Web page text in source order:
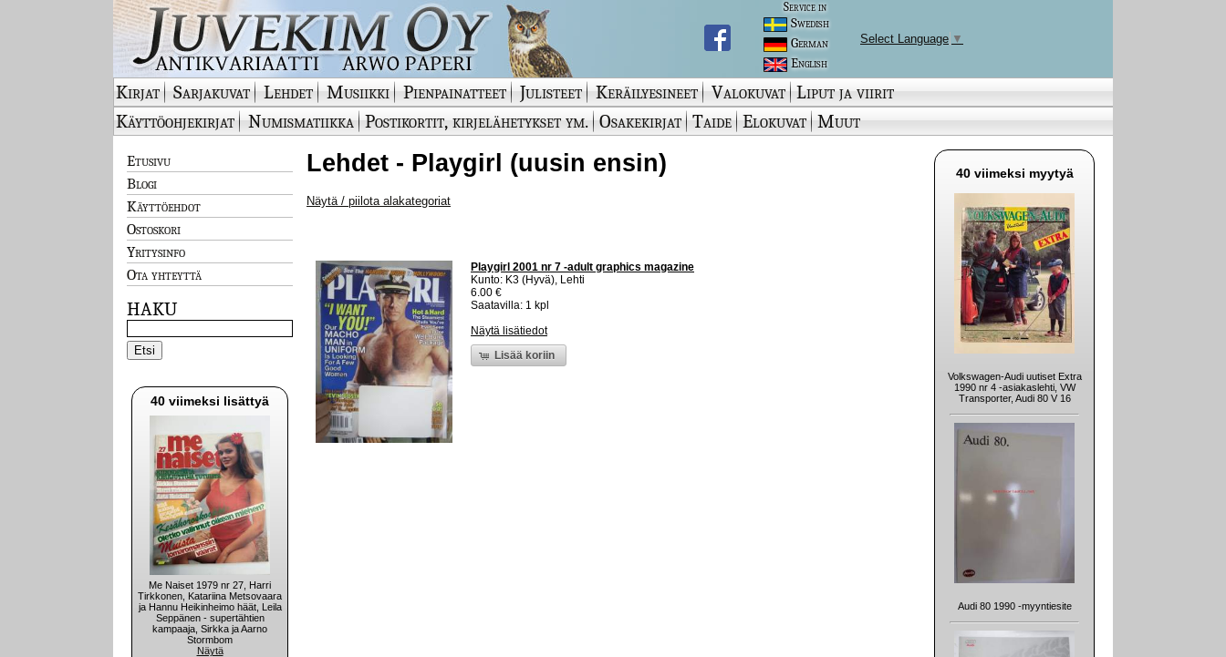
Service in
Swedish
German
English
Select Language ▼
Kirjat Sarjakuvat Lehdet Musiikki Pienpainatteet Julisteet Keräilyesineet Valokuvat Liput ja viirit
Käyttöohjekirjat
Numismatiikka Postikortit, kirjelähetykset ym. Osakekirjat Taide Elokuvat Muut
Etusivu
Blogi
Käyttöehdot
Ostoskori
Yritysinfo
Ota yhteyttä
HAKU
40 viimeksi lisättyä
Me Naiset 1979 nr 27, Harri
Tirkkonen, Katariina Metsovaara
ja Hannu Heikinheimo häät, Leila
Seppänen - supertähtien
kampaaja, Sirkka ja Aarno
Stormbom
Näytä
Lehdet - Playgirl (uusin ensin)
Näytä / piilota alakategoriat
Playgirl 2001 nr 7 -adult graphics magazine
Kunto: K3 (Hyvä), Lehti
6.00 €
Saatavilla: 1 kpl
Näytä lisätiedot
Lisää koriin
40 viimeksi myytyä
Volkswagen-Audi uutiset Extra
1990 nr 4 -asiakaslehti, VW
Transporter, Audi 80 V 16
Audi 80 1990 -myyntiesite